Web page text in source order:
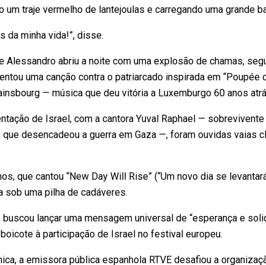
um traje vermelho de lantejoulas e carregando uma grande
da minha vida!”, disse.
Alessandro abriu a noite com uma explosão de chamas,
uma canção contra o patriarcado inspirada em “Poupée
— música que deu vitória a Luxemburgo 60 anos
de Israel, com a cantora Yuval Raphael —
desencadeou a guerra em Gaza —, foram ouvidas vaias
que cantou “New Day Will Rise” (“Um novo dia se
sob uma pilha de cadáveres.
buscou lançar uma mensagem universal de “esperança e
à participação de Israel no festival europeu.
a emissora pública espanhola RTVE desafiou a